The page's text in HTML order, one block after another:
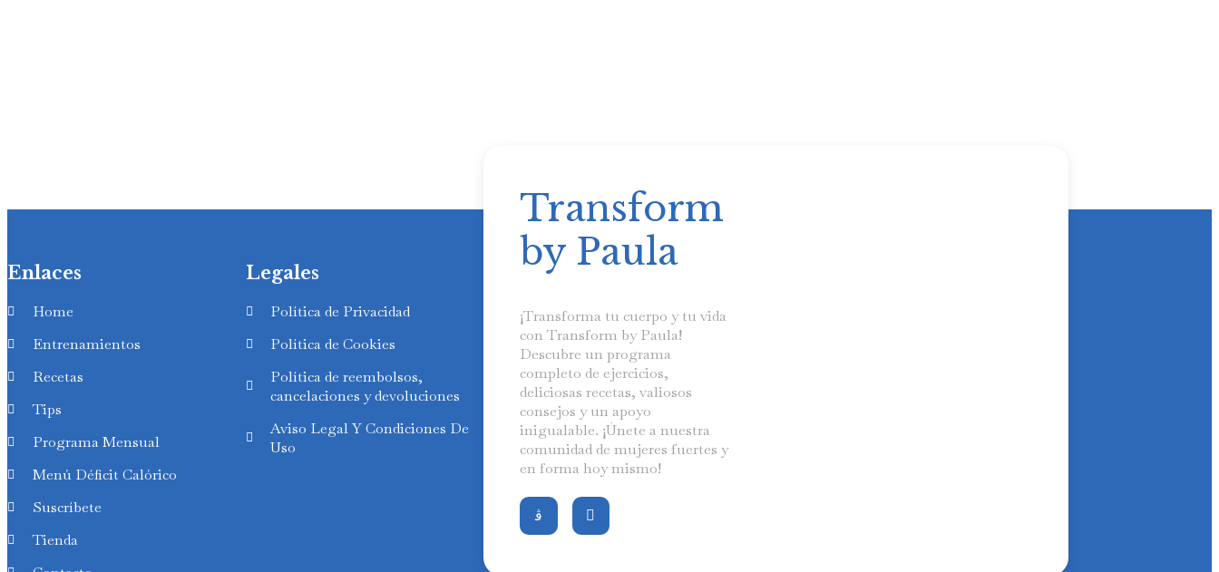
Enlaces
Home
Entrenamientos
Recetas
Tips
Programa Mensual
Menú Déficit Calórico
Suscríbete
Tienda
Legales
Política de Privacidad
Política de Cookies
Política de reembolsos,
cancelaciones y devoluciones
Aviso Legal Y Condiciones De
Uso
Transform
by Paula
¡Transforma tu cuerpo y tu vida
con Transform by Paula!
Descubre un programa
completo de ejercicios,
deliciosas recetas, valiosos
consejos y un apoyo
inigualable. ¡Únete a nuestra
comunidad de mujeres fuertes y
en forma hoy mismo!
Russian
Finnish